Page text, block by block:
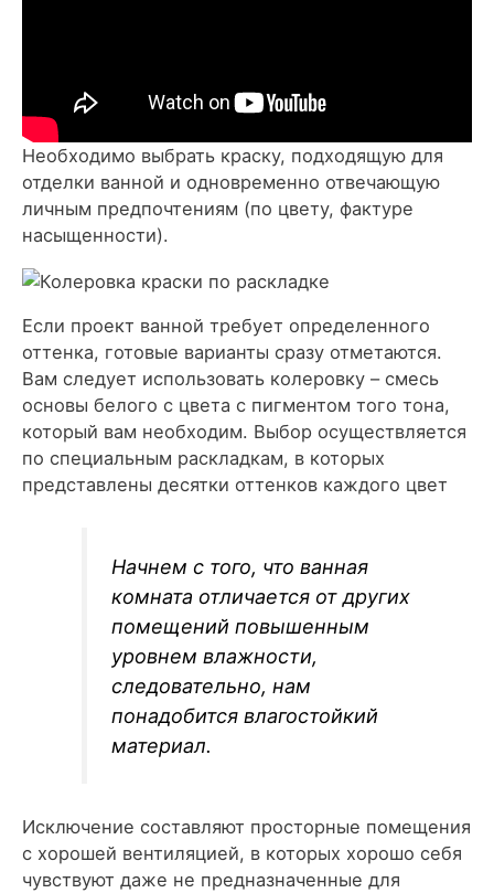
Необходимо выбрать краску, подходящую для
отделки ванной и одновременно отвечающую
личным предпочтениям (по цвету, фактуре
насыщенности).
Если проект ванной требует определенного
оттенка, готовые варианты сразу отметаются.
Вам следует использовать колеровку – смесь
основы белого с цвета с пигментом того тона,
который вам необходим. Выбор осуществляется
по специальным раскладкам, в которых
представлены десятки оттенков каждого цвет
Начнем с того, что ванная
комната отличается от других
помещений повышенным
уровнем влажности,
следовательно, нам
понадобится влагостойкий
материал.
Исключение составляют просторные помещения
с хорошей вентиляцией, в которых хорошо себя
чувствуют даже не предназначенные для